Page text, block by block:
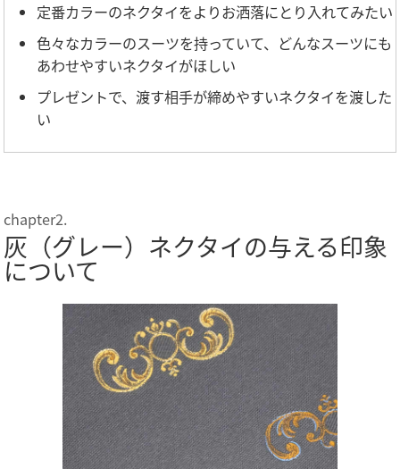
定番カラーのネクタイをよりお洒落にとり入れてみたい
色々なカラーのスーツを持っていて、どんなスーツにも
あわせやすいネクタイがほしい
プレゼントで、渡す相手が締めやすいネクタイを渡した
い
灰（グレー）ネクタイの与える印象
について